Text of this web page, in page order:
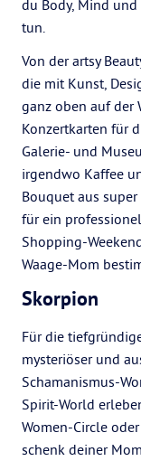
du Body, Mind
tun.
Von der artsy
die mit Kunst,
ganz oben auf der
Konzertkarten für
Galerie- und
irgendwo Kaffee
Bouquet aus
für ein
Shopping-
Waage-Mom
Skorpion
Für die
mysteriöser und
Schamanismus-
Spirit-World
Women-Circle
schenk deiner